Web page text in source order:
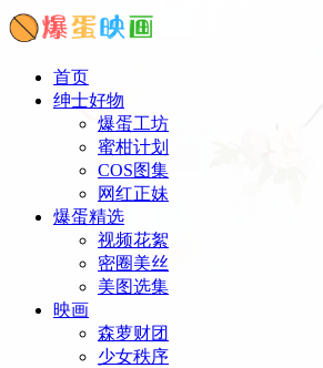
首页
绅士好物
爆蛋工坊
蜜柑计划
COS图集
网红正妹
爆蛋精选
视频花絮
密圈美丝
美图选集
映画
森萝财团
少女秩序